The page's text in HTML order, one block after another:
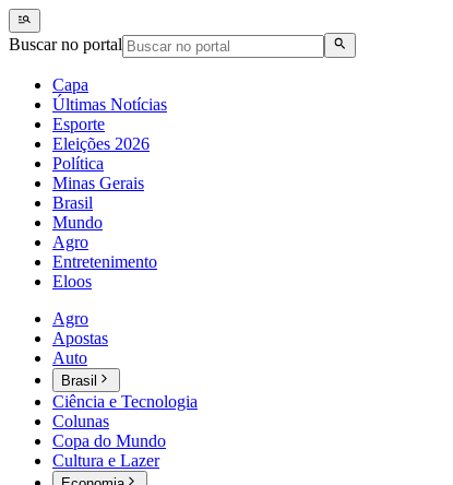
Buscar no portal
Capa
Últimas Notícias
Esporte
Eleições 2026
Política
Minas Gerais
Brasil
Mundo
Agro
Entretenimento
Eloos
Agro
Apostas
Auto
Brasil
Ciência e Tecnologia
Colunas
Copa do Mundo
Cultura e Lazer